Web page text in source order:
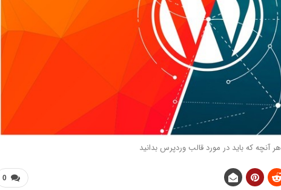
هر آنچه که باید در مورد قالب وردپرس بدانید
0